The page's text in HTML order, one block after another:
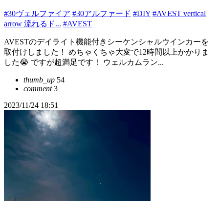
#30ヴェルファイア #30アルファード #DIY #AVEST vertical
arrow 流れるド... #AVEST
AVESTのデイライト機能付きシーケンシャルウインカーを
取付けしました！ めちゃくちゃ大変で12時間以上かかりま
した😭 ですが超満足です！ ウェルカムラン...
thumb_up 54
comment3
2023/11/24 18:51